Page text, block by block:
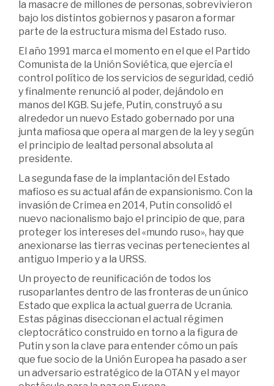
la masacre de millones de personas, sobrevivieron
bajo los distintos gobiernos y pasaron a formar
parte de la estructura misma del Estado ruso.
El año 1991 marca el momento en el que el Partido
Comunista de la Unión Soviética, que ejercía el
control político de los servicios de seguridad, cedió
y finalmente renunció al poder, dejándolo en
manos del KGB. Su jefe, Putin, construyó a su
alrededor un nuevo Estado gobernado por una
junta mafiosa que opera al margen de la ley y según
el principio de lealtad personal absoluta al
presidente.
La segunda fase de la implantación del Estado
mafioso es su actual afán de expansionismo. Con la
invasión de Crimea en 2014, Putin consolidó el
nuevo nacionalismo bajo el principio de que, para
proteger los intereses del «mundo ruso», hay que
anexionarse las tierras vecinas pertenecientes al
antiguo Imperio y a la URSS.
Un proyecto de reunificación de todos los
rusoparlantes dentro de las fronteras de un único
Estado que explica la actual guerra de Ucrania.
Estas páginas diseccionan el actual régimen
cleptocrático construido en torno a la figura de
Putin y son la clave para entender cómo un país
que fue socio de la Unión Europea ha pasado a ser
un adversario estratégico de la OTAN y el mayor